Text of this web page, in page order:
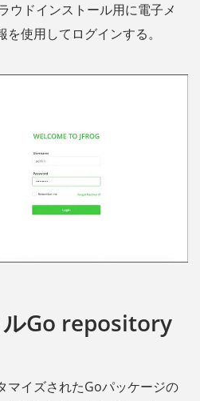
ウドインストール用に電子メ
使用してログインする。
Go repository
マイズされたGoパッケージの